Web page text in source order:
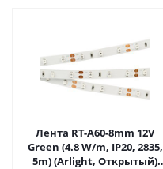
Лента RT-A60-8mm 12V
Green (4.8 W/m, IP20, 2835,
5m) (Arlight, Открытый)